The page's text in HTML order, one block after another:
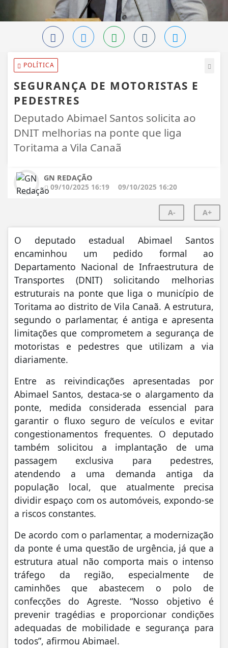
POLÍTICA
SEGURANÇA DE MOTORISTAS E
PEDESTRES
Deputado Abimael Santos solicita ao
DNIT melhorias na ponte que liga
Toritama a Vila Canaã
GN REDAÇÃO
09/10/2025 16:19
09/10/2025 16:20
A- A+
O deputado estadual Abimael Santos
encaminhou um pedido formal ao
Departamento Nacional de Infraestrutura de
Transportes (DNIT) solicitando melhorias
estruturais na ponte que liga o município de
Toritama ao distrito de Vila Canaã. A estrutura,
segundo o parlamentar, é antiga e apresenta
limitações que comprometem a segurança de
motoristas e pedestres que utilizam a via
diariamente.
Entre as reivindicações apresentadas por
Abimael Santos, destaca-se o alargamento da
ponte, medida considerada essencial para
garantir o fluxo seguro de veículos e evitar
congestionamentos frequentes. O deputado
também solicitou a implantação de uma
passagem exclusiva para pedestres,
atendendo a uma demanda antiga da
população local, que atualmente precisa
dividir espaço com os automóveis, expondo-se
a riscos constantes.
De acordo com o parlamentar, a modernização
da ponte é uma questão de urgência, já que a
estrutura atual não comporta mais o intenso
tráfego da região, especialmente de
caminhões que abastecem o polo de
confecções do Agreste. “Nosso objetivo é
prevenir tragédias e proporcionar condições
adequadas de mobilidade e segurança para
todos”, afirmou Abimael.